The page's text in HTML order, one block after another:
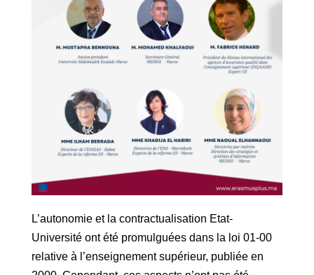
L’autonomie et la contractualisation Etat-
Université ont été promulguées dans la loi 01-00
relative à l’enseignement supérieur, publiée en